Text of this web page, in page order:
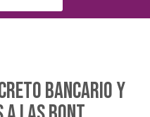
bancario y